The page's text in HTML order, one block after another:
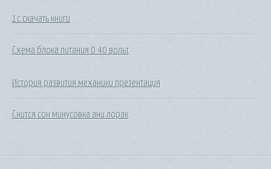
1с скачать книги
Схема блока питания 0 40 вольт
История развития механики презентация
Снится сон минусовка ани лорак